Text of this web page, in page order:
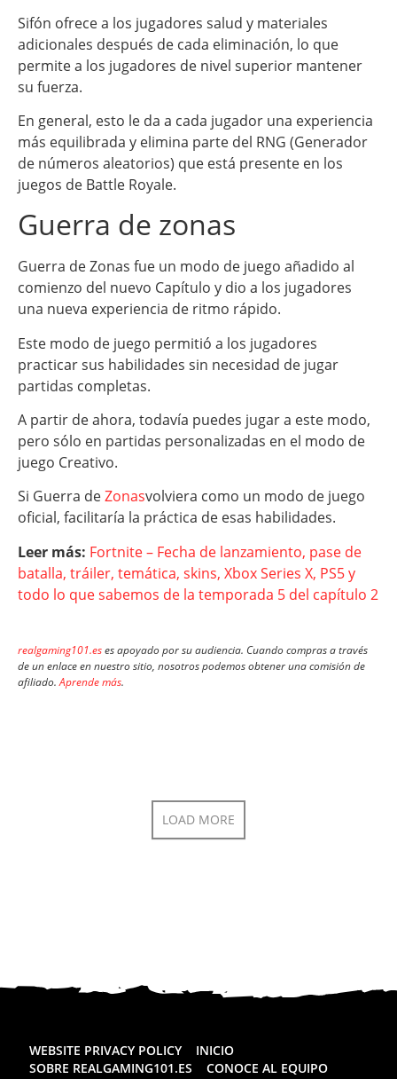
Sifón ofrece a los jugadores salud y materiales
adicionales después de cada eliminación, lo que
permite a los jugadores de nivel superior mantener
su fuerza.
En general, esto le da a cada jugador una experiencia
más equilibrada y elimina parte del RNG (Generador
de números aleatorios) que está presente en los
juegos de Battle Royale.
Guerra de zonas
Guerra de Zonas fue un modo de juego añadido al
comienzo del nuevo Capítulo y dio a los jugadores
una nueva experiencia de ritmo rápido.
Este modo de juego permitió a los jugadores
practicar sus habilidades sin necesidad de jugar
partidas completas.
A partir de ahora, todavía puedes jugar a este modo,
pero sólo en partidas personalizadas en el modo de
juego Creativo.
Si Guerra deZonasvolviera como un modo de juego
oficial, facilitaría la práctica de esas habilidades.
Leer más: Fortnite – Fecha de lanzamiento, pase de
batalla, tráiler, temática, skins, Xbox Series X, PS5 y
todo lo que sabemos de la temporada 5 del capítulo 2
realgaming101.eses apoyado por su audiencia. Cuando compras a través
de un enlace en nuestro sitio, nosotros podemos obtener una comisión de
afiliado.Aprende más.
LOAD MORE
WEBSITE PRIVACY POLICY
INICIO
SOBRE REALGAMING101.ES
CONOCE AL EQUIPO